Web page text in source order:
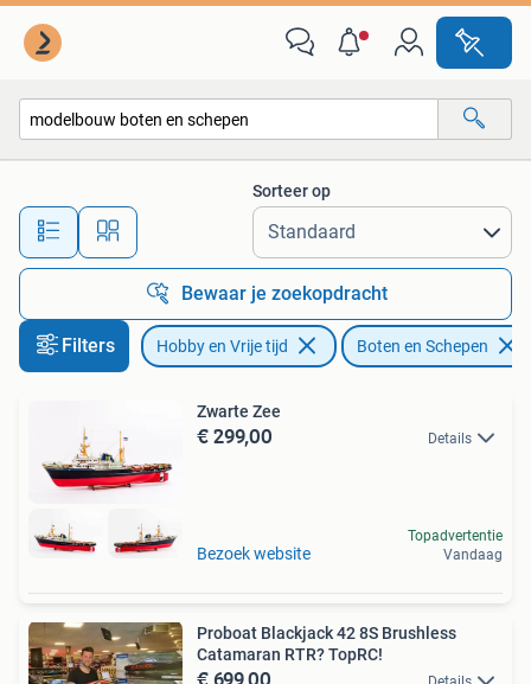
Alle afstanden…
Sorteer op
Bewaar je zoekopdracht
Filters Hobby en Vrije tijd Boten en Schepen
Zwarte Zee
€ 299,00 Details
Bezoek website
Topadvertentie
Vandaag
Proboat Blackjack 42 8S Brushless
Catamaran RTR? TopRC!